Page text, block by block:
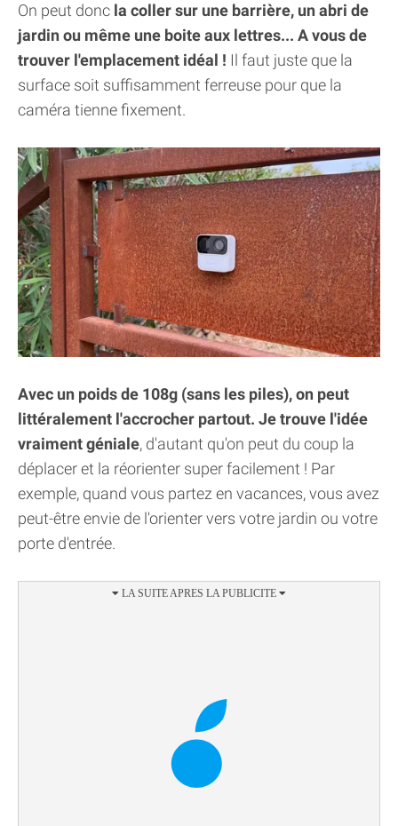
On peut donc la coller sur une barrière, un abri de
jardin ou même une boite aux lettres... A vous de
trouver l'emplacement idéal ! Il faut juste que la
surface soit suffisamment ferreuse pour que la
caméra tienne fixement.
Avec un poids de 108g (sans les piles), on peut
littéralement l'accrocher partout. Je trouve l'idée
vraiment géniale, d'autant qu'on peut du coup la
déplacer et la réorienter super facilement ! Par
exemple, quand vous partez en vacances, vous avez
peut-être envie de l'orienter vers votre jardin ou votre
porte d'entrée.